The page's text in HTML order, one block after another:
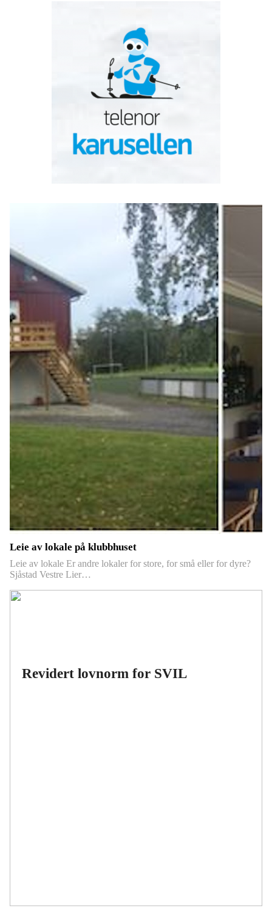
Leie av lokale på klubbhuset
Leie av lokale Er andre lokaler for store, for små eller for dyre?
Sjåstad Vestre Lier…
Revidert lovnorm for SVIL